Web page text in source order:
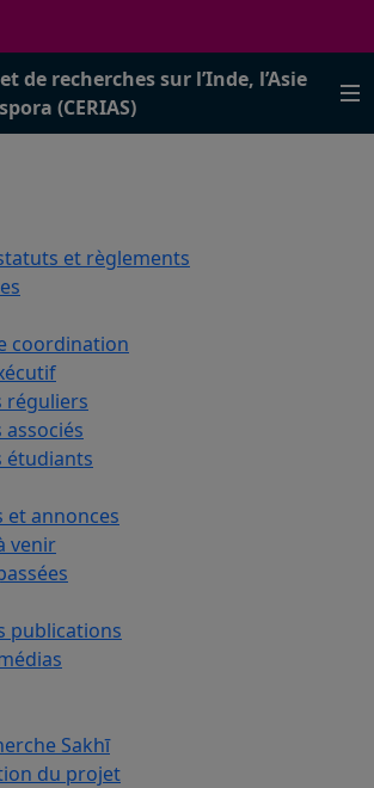
de recherches sur l’Inde, l’Asie
(CERIAS)
et règlements
coordination
réguliers
étudiants
et annonces
venir
publications
Sakhī
du projet